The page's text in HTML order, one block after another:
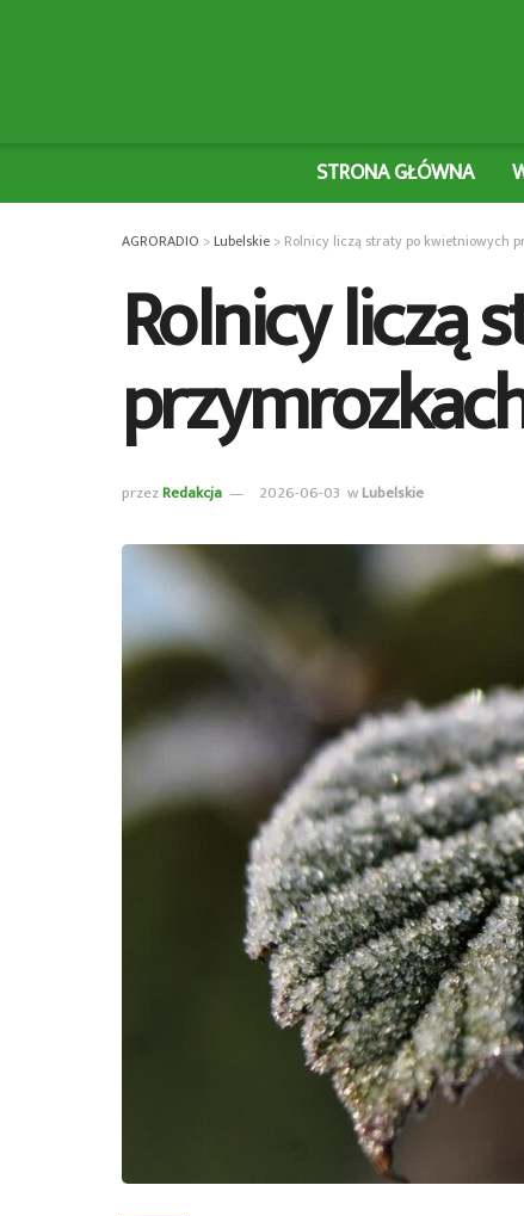
STRONA GŁÓWNA
AGRORADIO >Lubelskie > Rolnicy liczą straty po kwietniowych
Rolnicy liczą
przezRedakcja 2026-06-03 wLubelskie